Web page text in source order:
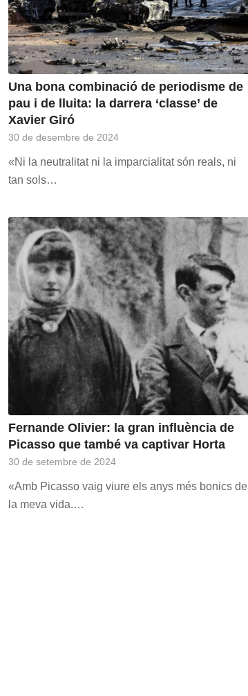
Una bona combinació de periodisme de
pau i de lluita: la darrera ‘classe’ de
Xavier Giró
30 de desembre de 2024
«Ni la neutralitat ni la imparcialitat són reals, ni
tan sols…
Fernande Olivier: la gran influència de
Picasso que també va captivar Horta
30 de setembre de 2024
«Amb Picasso vaig viure els anys més bonics de
la meva vida.…